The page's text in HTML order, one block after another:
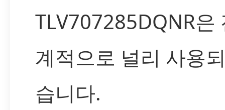
TLV707285DQNR은
계적으로 널리 사용
습니다.